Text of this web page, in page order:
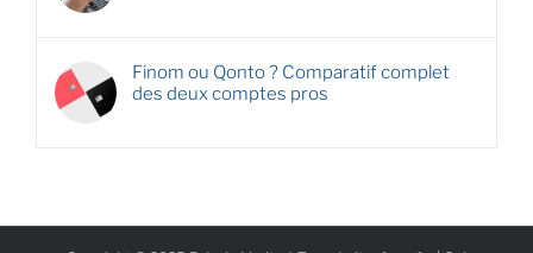
Finom ou Qonto ? Comparatif complet
des deux comptes pros